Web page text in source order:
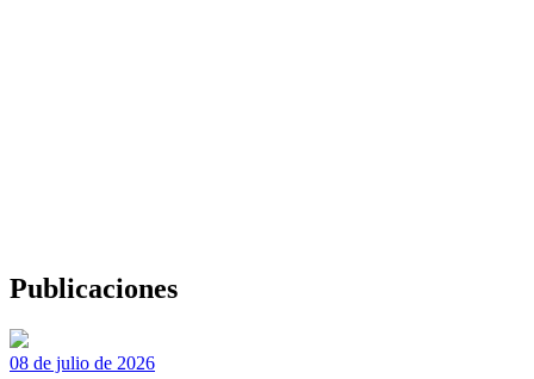
Publicaciones
08 de julio de 2026